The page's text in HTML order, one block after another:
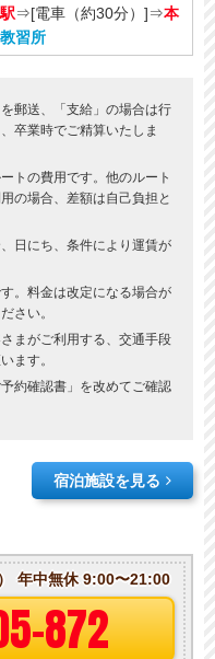
⇒[電車（約30分）]⇒本
教習所
郵送、「支給」の場合は行
卒業時でご精算いたしま
トの費用です。他のルート
の場合、差額は自己負担と
日にち、条件により運賃が
。料金は改定になる場合が
さい。
まがご利用する、交通手段
ます。
約確認書」を改めてご確認
宿泊施設を見る
年中無休 9:00〜21:00
872